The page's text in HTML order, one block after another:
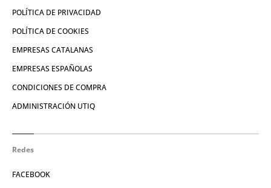
POLÍTICA DE PRIVACIDAD
POLÍTICA DE COOKIES
EMPRESAS CATALANAS
EMPRESAS ESPAÑOLAS
CONDICIONES DE COMPRA
ADMINISTRACIÓN UTIQ
Redes
FACEBOOK